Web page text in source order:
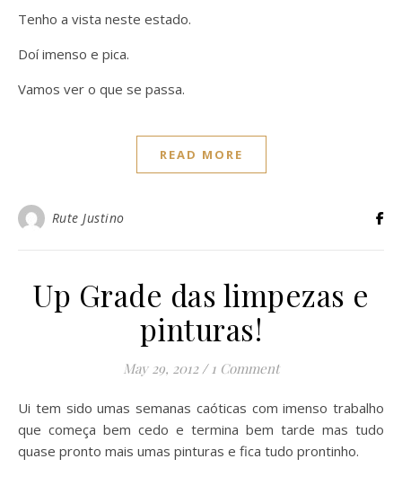
Tenho a vista neste estado.
Doí imenso e pica.
Vamos ver o que se passa.
READ MORE
Rute Justino
Up Grade das limpezas e
pinturas!
May 29, 2012 / 1 Comment
Ui tem sido umas semanas caóticas com imenso trabalho
que começa bem cedo e termina bem tarde mas tudo
quase pronto mais umas pinturas e fica tudo prontinho.